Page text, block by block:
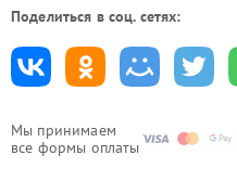
Мы принимаем
все формы оплаты
Поделиться в соц. сетях: